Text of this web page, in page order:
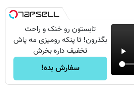
تابستون رو خنک و راحت
بگذرون! تا پنکه رومیزی مه پاش
تخفیف داره بخرش
سفارش بده!